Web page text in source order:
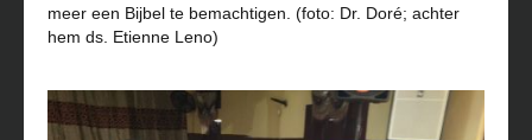
meer een Bijbel te bemachtigen. (foto: Dr. Doré; achter
hem ds. Etienne Leno)